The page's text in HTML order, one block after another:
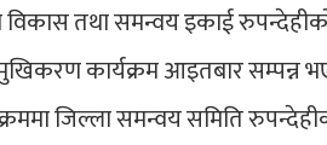
विकास तथा समन्वय इकाई
कार्यक्रम आइतबार सम्पन्न
जिल्ला समन्वय समिति